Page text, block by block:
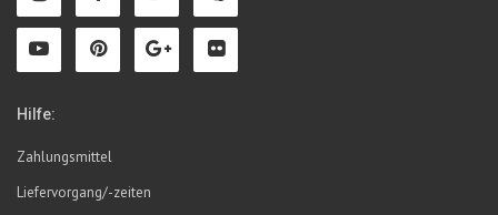
Hilfe:
Zahlungsmittel
Liefervorgang/-zeiten